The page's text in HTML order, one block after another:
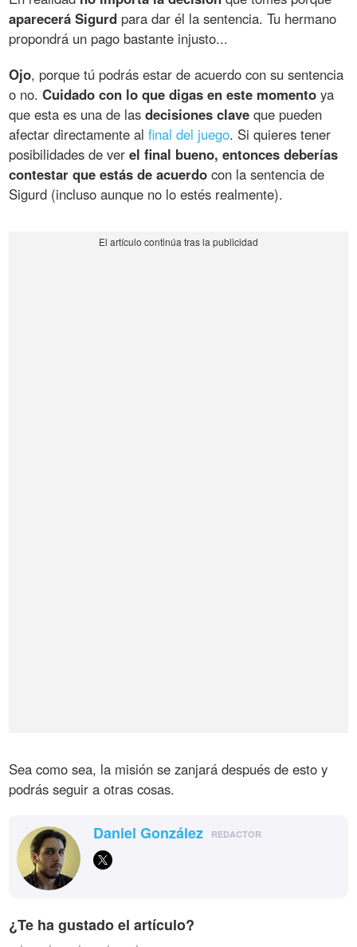
aparecerá Sigurd para dar él la sentencia. Tu hermano
propondrá un pago bastante injusto...
Ojo, porque tú podrás estar de acuerdo con su sentencia
o no.Cuidado con lo que digas en este momento ya
que esta es una de lasdecisiones clave que pueden
afectar directamente alfinal del juego. Si quieres tener
posibilidades de verel final bueno, entonces deberías
contestar que estás de acuerdo con la sentencia de
Sigurd (incluso aunque no lo estés realmente).
Sea como sea, la misión se zanjará después de esto y
podrás seguir a otras cosas.
Daniel González REDACTOR
¿Te ha gustado el artículo?